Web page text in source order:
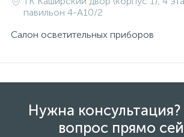
павильон 4-A10/2
Салон осветительных приборов
Нужна
вопрос прямо